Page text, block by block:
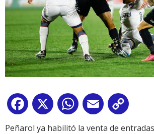
Facebook
X WhatsApp
Email
Link
Peñarol ya habilitó la venta de